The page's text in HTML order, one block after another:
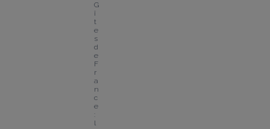
G
î
t
e
s
d
e
F
r
a
n
c
e
:
l